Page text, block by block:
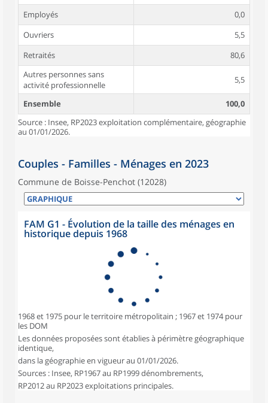
Employés
0,0
Ouvriers
5,5
Retraités
80,6
Autres personnes sans
activité professionnelle
5,5
Ensemble
100,0
Source : Insee, RP2023 exploitation complémentaire, géographie
au 01/01/2026.
Couples - Familles - Ménages en 2023
Commune de Boisse-Penchot (12028)
FAM G1 - Évolution de la taille des ménages en
historique depuis 1968
1968 et 1975 pour le territoire métropolitain ; 1967 et 1974 pour
les DOM
Les données proposées sont établies à périmètre géographique
identique,
dans la géographie en vigueur au 01/01/2026.
Sources : Insee, RP1967 au RP1999 dénombrements,
RP2012 au RP2023 exploitations principales.